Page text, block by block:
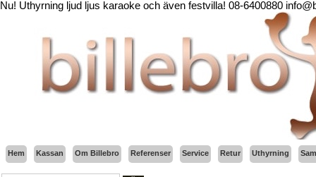
Nu! Uthyrning ljud ljus karaoke och även festvilla! 08-6400880
Hem Kassan Om Billebro Referenser Service Retur Uthyrning